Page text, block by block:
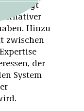
angelegt
Hinzu
zwischen
der
System